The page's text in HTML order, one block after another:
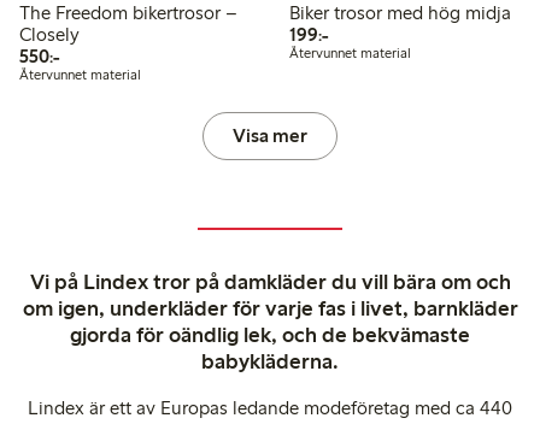
The Freedom bikertrosor –
Closely
550:-550,00 kr
Återvunnet material
Biker trosor med hög midja
199:-199,00 kr
Återvunnet material
Visa mer
Vi på Lindex tror på damkläder du vill bära om och
om igen, underkläder för varje fas i livet, barnkläder
gjorda för oändlig lek, och de bekvämaste
babykläderna.
Lindex är ett av Europas ledande modeföretag med ca 440